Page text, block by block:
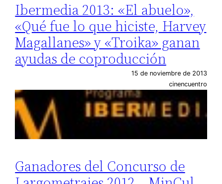
Ibermedia 2013: «El abuelo»,
«Qué fue lo que hiciste, Harvey
Magallanes» y «Troika» ganan
ayudas de coproducción
15 de noviembre de 2013
cinencuentro
Ganadores del Concurso de